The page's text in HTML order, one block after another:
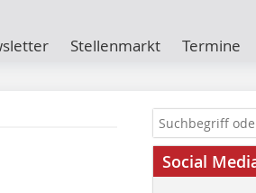
Stellenmarkt Termine
Social